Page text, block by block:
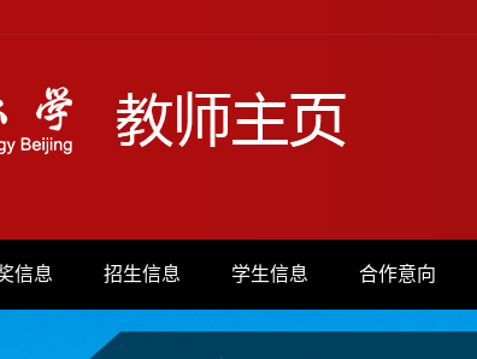
信息 招生信息 学生信息 合作意向